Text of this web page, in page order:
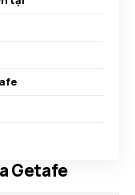
Getafe